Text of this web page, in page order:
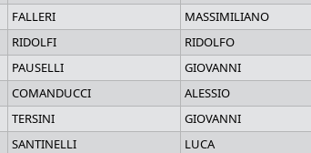
FALLERI MASSIMILIANO
RIDOLFI RIDOLFO
PAUSELLI GIOVANNI
COMANDUCCI ALESSIO
TERSINI GIOVANNI
SANTINELLI LUCA